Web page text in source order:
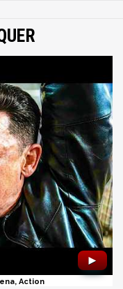
►
Action